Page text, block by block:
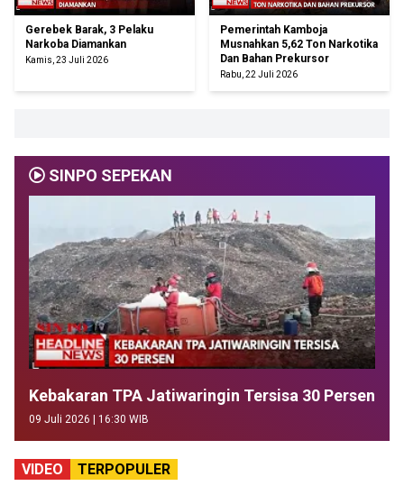
Gerebek Barak, 3 Pelaku
Narkoba Diamankan
Kamis, 23 Juli 2026
Pemerintah Kamboja
Musnahkan 5,62 Ton Narkotika
Dan Bahan Prekursor
Rabu, 22 Juli 2026
SINPO SEPEKAN
Kebakaran TPA Jatiwaringin Tersisa 30 Persen
09 Juli 2026 | 16:30 WIB
VIDEO TERPOPULER